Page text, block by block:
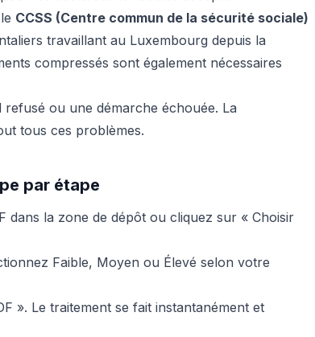
CCSS (Centre commun de la sécurité sociale)
travaillant au Luxembourg depuis la
compressés sont également nécessaires
ou une démarche échouée. La
tous ces problèmes.
par étape
dans la zone de dépôt ou cliquez sur « Choisir
Faible, Moyen ou Élevé selon votre
». Le traitement se fait instantanément et